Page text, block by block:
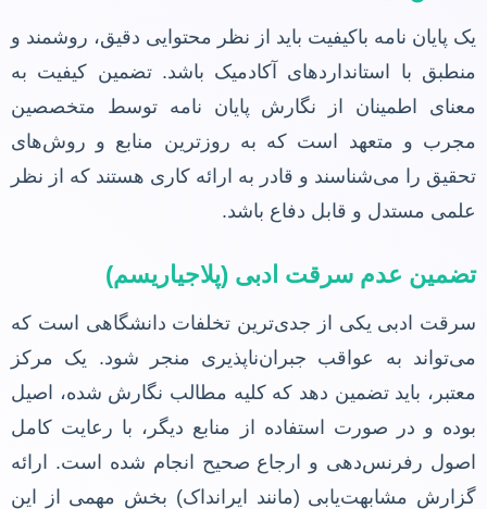
یک پایان نامه باکیفیت باید از نظر محتوایی دقیق، روشمند و
منطبق با استانداردهای آکادمیک باشد. تضمین کیفیت به
معنای اطمینان از نگارش پایان نامه توسط متخصصین
مجرب و متعهد است که به روزترین منابع و روش‌های
تحقیق را می‌شناسند و قادر به ارائه کاری هستند که از نظر
علمی مستدل و قابل دفاع باشد.
تضمین عدم سرقت ادبی (پلاجیاریسم)
سرقت ادبی یکی از جدی‌ترین تخلفات دانشگاهی است که
می‌تواند به عواقب جبران‌ناپذیری منجر شود. یک مرکز
معتبر، باید تضمین دهد که کلیه مطالب نگارش شده، اصیل
بوده و در صورت استفاده از منابع دیگر، با رعایت کامل
اصول رفرنس‌دهی و ارجاع صحیح انجام شده است. ارائه
گزارش مشابهت‌یابی (مانند ایرانداک) بخش مهمی از این